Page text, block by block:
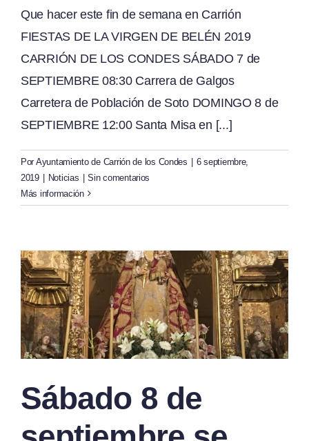
Que hacer este fin de semana en Carrión
FIESTAS DE LA VIRGEN DE BELÉN 2019
CARRIÓN DE LOS CONDES SÁBADO 7 de
SEPTIEMBRE 08:30 Carrera de Galgos
Carretera de Población de Soto DOMINGO 8 de
SEPTIEMBRE 12:00 Santa Misa en [...]
Por Ayuntamiento de Carrión de los Condes | 6 septiembre,
2019 | Noticias | Sin comentarios
Más información
Sábado 8 de